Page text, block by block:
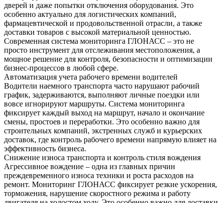
дверей и даже попытки отключения оборудования. Это
особенно актуально для логистических компаний,
фармацевтической и продовольственной отрасли, а также
доставки товаров с высокой материальной ценностью.
Современная система мониторинга ГЛОНАСС – это не
просто инструмент для отслеживания местоположения, а
мощное решение для контроля, безопасности и оптимизации
бизнес-процессов в любой сфере.
Автоматизация учета рабочего времени водителей
Водители наемного транспорта часто нарушают рабочий
график, задерживаются, выполняют личные поездки или
вовсе игнорируют маршруты. Система мониторинга
фиксирует каждый выход на маршрут, начало и окончание
смены, простоев и переработки. Это особенно важно для
строительных компаний, экстренных служб и курьерских
доставок, где контроль рабочего времени напрямую влияет на
эффективность бизнеса.
Снижение износа транспорта и контроль стиля вождения
Агрессивное вождение – одна из главных причин
преждевременного износа техники и роста расходов на
ремонт. Мониторинг ГЛОНАСС фиксирует резкие ускорения,
торможения, нарушение скоростного режима и работу